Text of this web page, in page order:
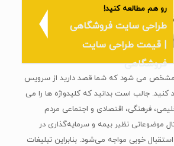
رو هم مطالعه کنید!
طراحی سایت فروشگاهی
| قیمت طراحی سایت
فروشگاهی
مشخص می شود که شما قصد دارید از سرویس
جالب است بدانید که کلیدواژه ها را می
فرهنگی، اقتصادی و اجتماعی مردم
موضوعاتی نظیر بیمه و سرمایه‌گذاری در
خوبی مواجه می‌شود. بنابراین تبلیغات